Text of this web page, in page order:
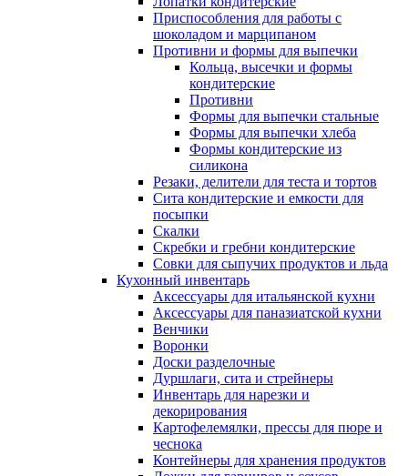
Приспособления для работы с
шоколадом и марципаном
Противни и формы для выпечки
Кольца, высечки и формы
кондитерские
Противни
Формы для выпечки стальные
Формы для выпечки хлеба
Формы кондитерские из
силикона
Резаки, делители для теста и тортов
Сита кондитерские и емкости для
посыпки
Скалки
Скребки и гребни кондитерские
Совки для сыпучих продуктов и льда
Кухонный инвентарь
Аксессуары для итальянской кухни
Аксессуары для паназиатской кухни
Венчики
Воронки
Доски разделочные
Дуршлаги, сита и стрейнеры
Инвентарь для нарезки и
декорирования
Картофелемялки, прессы для пюре и
чеснока
Контейнеры для хранения продуктов